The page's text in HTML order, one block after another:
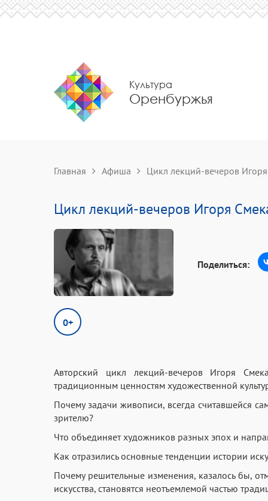
Культура
Оренбуржья
Главная Афиша Цикл лекций-вечеров
Цикл лекций-вечеров Игоря
0+
Поделиться:
Авторский цикл лекций-вечеров Игоря
традиционным ценностям художественной
Почему задачи живописи, всегда считавшейся
зрителю?
Что объединяет художников разных эпох и
Как отразились основные тенденции истории
Почему решительные изменения, казалось бы,
искусства, становятся неотъемлемой частью